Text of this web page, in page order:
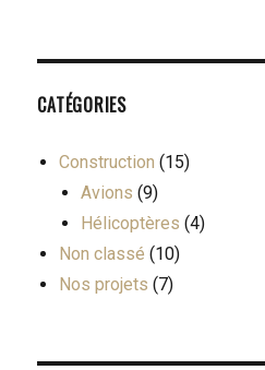
CATÉGORIES
Construction (15)
Avions (9)
Hélicoptères (4)
Non classé (10)
Nos projets (7)